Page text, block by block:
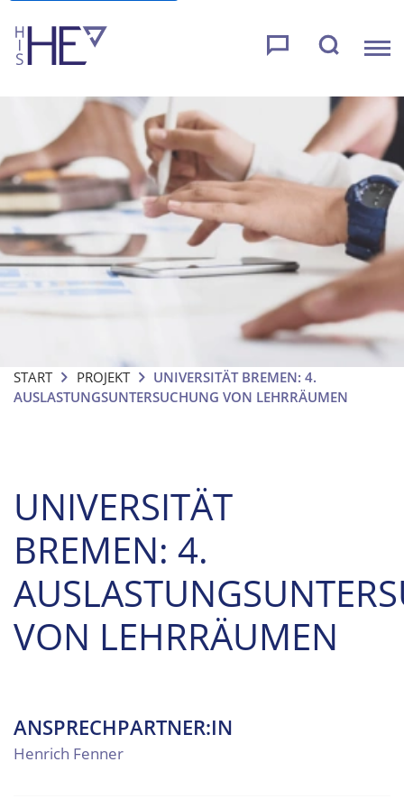
START PROJEKT
UNIVERSITÄT BREMEN: 4.
AUSLASTUNGSUNTERSUCHUNG VON LEHRRÄUMEN
UNIVERSITÄT
BREMEN: 4.
VON LEHRRÄUMEN
ANSPRECHPARTNER:IN
Henrich Fenner